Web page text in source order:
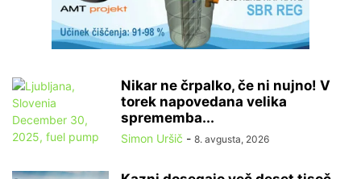
Nikar ne črpalko, če ni nujno! V
torek napovedana velika
sprememba...
Simon Uršič - 8. avgusta, 2026